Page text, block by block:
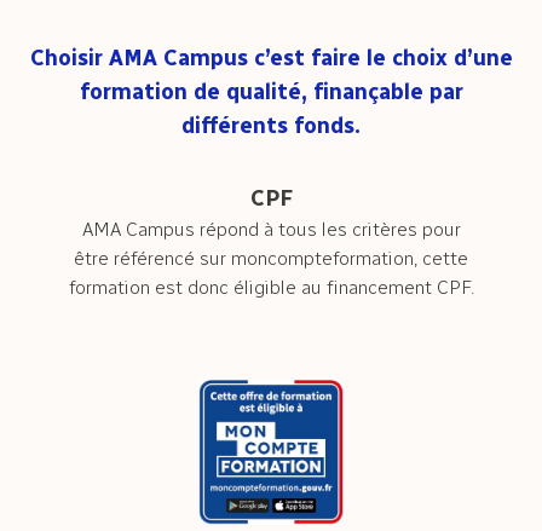
Choisir AMA Campus c’est faire le choix d’une
formation de qualité, finançable par
différents fonds.
CPF
AMA Campus répond à tous les critères pour
être référencé sur moncompteformation, cette
formation est donc éligible au financement CPF.